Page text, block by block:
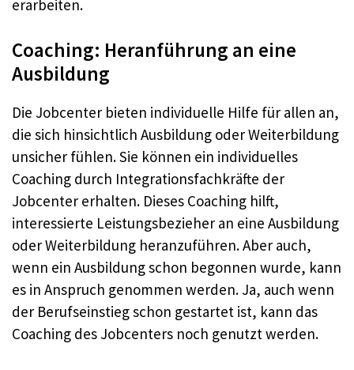
erarbeiten.
Coaching: Heranführung an eine
Ausbildung
Die Jobcenter bieten individuelle Hilfe für allen an,
die sich hinsichtlich Ausbildung oder Weiterbildung
unsicher fühlen. Sie können ein individuelles
Coaching durch Integrationsfachkräfte der
Jobcenter erhalten. Dieses Coaching hilft,
interessierte Leistungsbezieher an eine Ausbildung
oder Weiterbildung heranzuführen. Aber auch,
wenn ein Ausbildung schon begonnen wurde, kann
es in Anspruch genommen werden. Ja, auch wenn
der Berufseinstieg schon gestartet ist, kann das
Coaching des Jobcenters noch genutzt werden.